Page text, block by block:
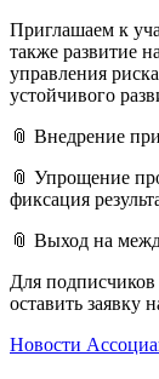
Приглашаем к
также развитие
управления
устойчивого
📎 Внедрение
📎 Упрощение
фиксация
📎 Выход на
Для подписчиков
оставить заявку
Новости